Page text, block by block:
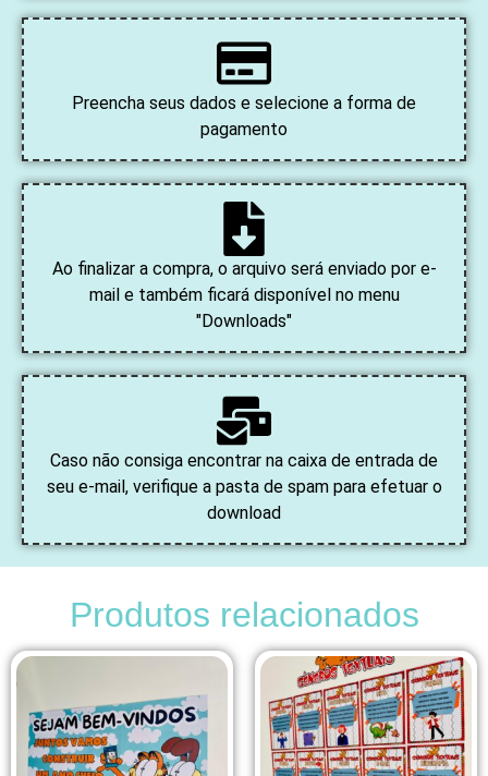
Preencha seus dados e selecione a forma de
pagamento
Ao finalizar a compra, o arquivo será enviado por e-
mail e também ficará disponível no menu
"Downloads"
Caso não consiga encontrar na caixa de entrada de
seu e-mail, verifique a pasta de spam para efetuar o
download
Produtos relacionados